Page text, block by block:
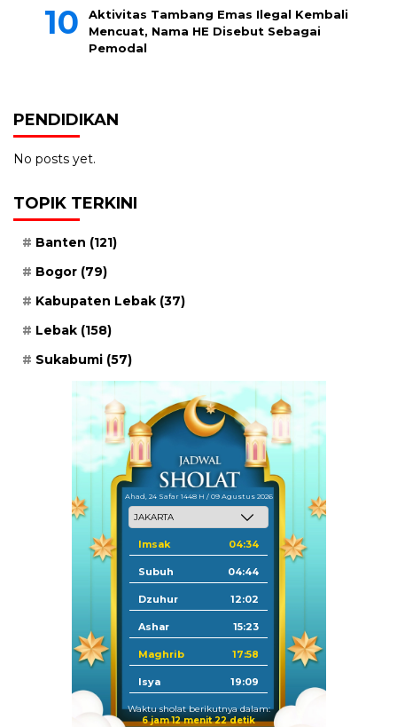
Aktivitas Tambang Emas Ilegal Kembali
Mencuat, Nama HE Disebut Sebagai
Pemodal
PENDIDIKAN
No posts yet.
TOPIK TERKINI
Banten (121)
Bogor (79)
Kabupaten Lebak (37)
Lebak (158)
Sukabumi (57)
Ahad, 24 Safar 1448 H / 09 Agustus 2026
Imsak 04:34
Subuh 04:44
Dzuhur 12:02
Ashar 15:23
Maghrib 17:58
Isya 19:09
Waktu sholat berikutnya dalam:
6 jam 12 menit 21 detik